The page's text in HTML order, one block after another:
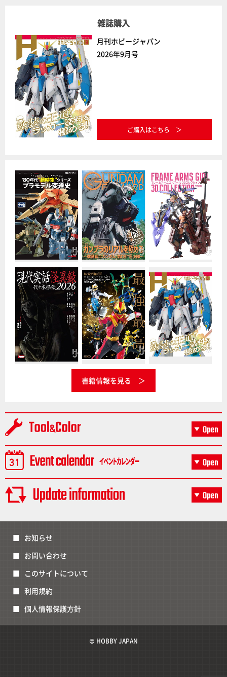
雑誌購入
月刊ホビージャパン
2026年9月号
ご購入はこちら
書籍情報を見る
お知らせ
お問い合わせ
このサイトについて
利用規約
個人情報保護方針
© HOBBY JAPAN